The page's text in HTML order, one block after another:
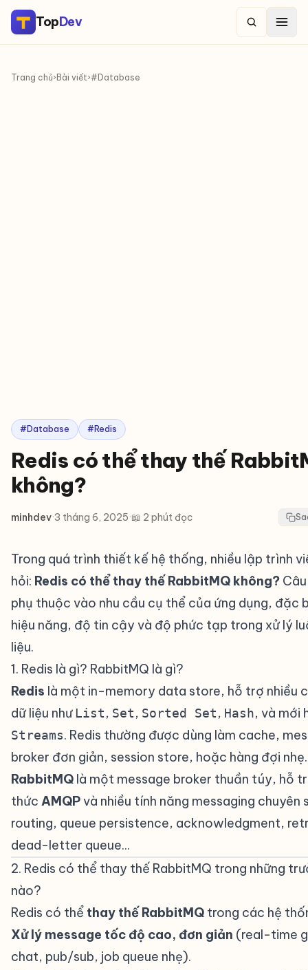
TopDev
Trang chủ› Bài viết›#Database
#Database #Redis
Redis có thể thay thế
không?
minhdev·3 tháng 6, 2025·📖 2 phút đọc
Trong quá trình thiết kế hệ thống, nhiều lập trình
hỏi: Redis có thể thay thế RabbitMQ không?
phụ thuộc vào nhu cầu cụ thể của ứng dụng, đặc
hiệu năng, độ tin cậy và độ phức tạp trong xử lý
liệu.
1. Redis là gì? RabbitMQ là gì?
Redis là một in-memory data store, hỗ trợ nhiều
dữ liệu như List, Set, Sorted Set, Hash, và mới
Streams. Redis thường được dùng làm cache,
broker đơn giản, session store, hoặc hàng đợi nhẹ.
RabbitMQ là một message broker thuần túy, hỗ
thức AMQPvà nhiều tính năng messaging chuyên
routing, queue persistence, acknowledgment,
dead-letter queue...
2. Redis có thể thay thế RabbitMQ trong những
nào?
Redis có thể thay thế RabbitMQ trong các hệ
Xử lý message tốc độ cao, đơn giản (real-time
chat, pub/sub, job queue nhẹ).